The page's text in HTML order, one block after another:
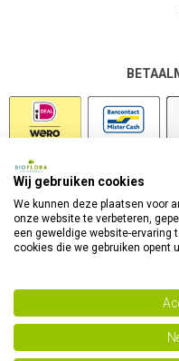
Wij gebruiken cookies
We kunnen deze plaatsen voor
onze website te verbeteren,
een geweldige website-ervaring
cookies die we gebruiken opent